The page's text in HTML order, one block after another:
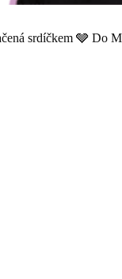
srdíčkem ‍🩶 Do